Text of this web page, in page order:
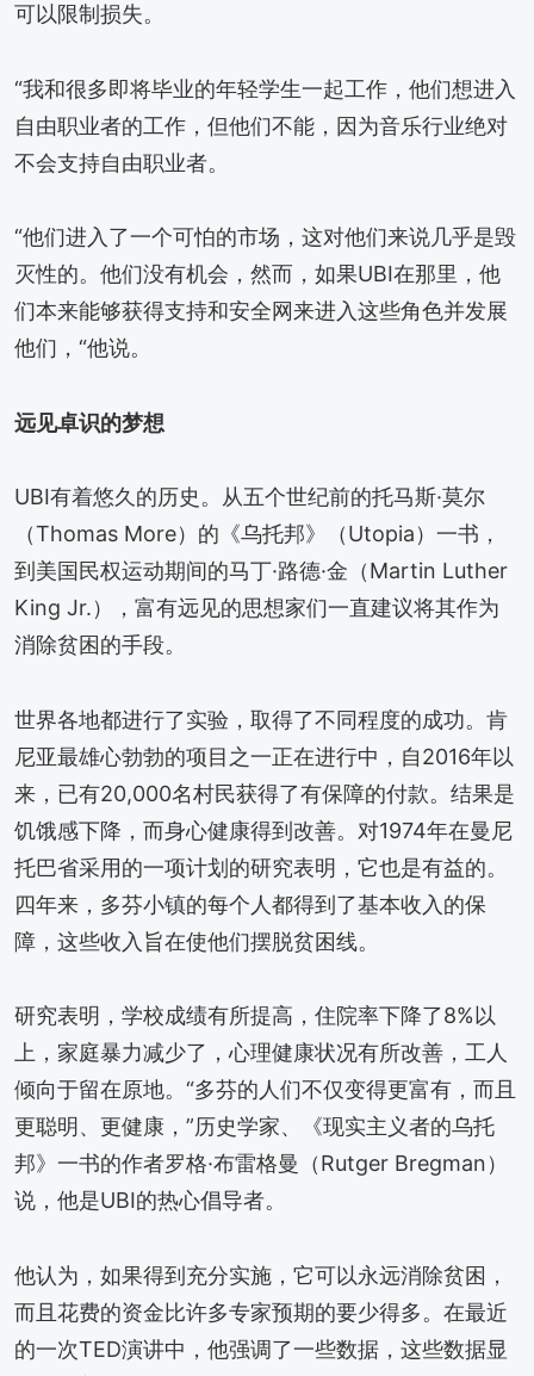
可以限制损失。
“我和很多即将毕业的年轻学生一起工作，他们想进入
自由职业者的工作，但他们不能，因为音乐行业绝对
不会支持自由职业者。
“他们进入了一个可怕的市场，这对他们来说几乎是毁
灭性的。他们没有机会，然而，如果UBI在那里，他
们本来能够获得支持和安全网来进入这些角色并发展
他们，“他说。
远见卓识的梦想
UBI有着悠久的历史。从五个世纪前的托马斯·莫尔
（Thomas More）的《乌托邦》（Utopia）一书，
到美国民权运动期间的马丁·路德·金（Martin Luther
King Jr.），富有远见的思想家们一直建议将其作为
消除贫困的手段。
世界各地都进行了实验，取得了不同程度的成功。肯
尼亚最雄心勃勃的项目之一正在进行中，自2016年以
来，已有20,000名村民获得了有保障的付款。结果是
饥饿感下降，而身心健康得到改善。对1974年在曼尼
托巴省采用的一项计划的研究表明，它也是有益的。
四年来，多芬小镇的每个人都得到了基本收入的保
障，这些收入旨在使他们摆脱贫困线。
研究表明，学校成绩有所提高，住院率下降了8%以
上，家庭暴力减少了，心理健康状况有所改善，工人
倾向于留在原地。“多芬的人们不仅变得更富有，而且
更聪明、更健康，”历史学家、《现实主义者的乌托
邦》一书的作者罗格·布雷格曼（Rutger Bregman）
说，他是UBI的热心倡导者。
他认为，如果得到充分实施，它可以永远消除贫困，
而且花费的资金比许多专家预期的要少得多。在最近
的一次TED演讲中，他强调了一些数据，这些数据显